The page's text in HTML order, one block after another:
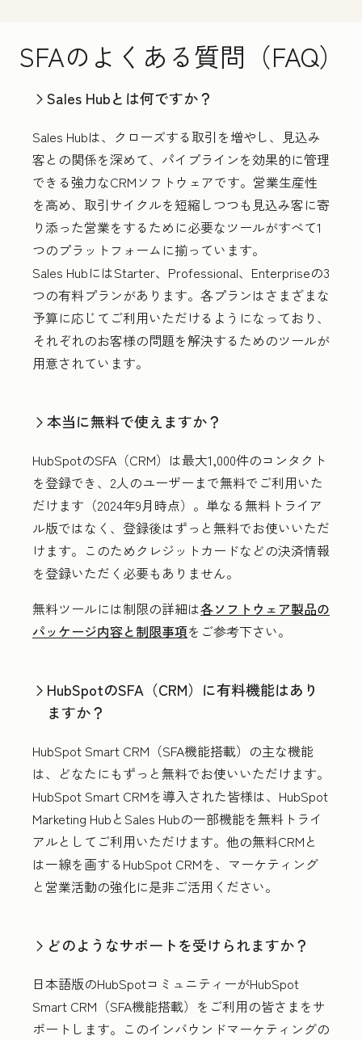
SFAのよくある質問（FAQ）
Sales Hubとは何ですか？
Sales Hubは、クローズする取引を増やし、見込み
客との関係を深めて、パイプラインを効果的に管理
できる強力なCRMソフトウェアです。営業生産性
を高め、取引サイクルを短縮しつつも見込み客に寄
り添った営業をするために必要なツールがすべて1
つのプラットフォームに揃っています。
Sales HubにはStarter、Professional、Enterpriseの3
つの有料プランがあります。各プランはさまざまな
予算に応じてご利用いただけるようになっており、
それぞれのお客様の問題を解決するためのツールが
用意されています。
本当に無料で使えますか？
HubSpotのSFA（CRM）は最大1,000件のコンタクト
を登録でき、2人のユーザーまで無料でご利用いた
だけます（2024年9月時点）。単なる無料トライア
ル版ではなく、登録後はずっと無料でお使いいただ
けます。このためクレジットカードなどの決済情報
を登録いただく必要もありません。
無料ツールには制限の詳細は各ソフトウェア製品の
パッケージ内容と制限事項をご参考下さい。
HubSpotのSFA（CRM）に有料機能はあり
ますか？
HubSpot Smart CRM（SFA機能搭載）の主な機能
は、どなたにもずっと無料でお使いいただけます。
HubSpot Smart CRMを導入された皆様は、HubSpot
Marketing HubとSales Hubの一部機能を無料トライ
アルとしてご利用いただけます。他の無料CRMと
は一線を画するHubSpot CRMを、マーケティング
と営業活動の強化に是非ご活用ください。
どのようなサポートを受けられますか？
日本語版のHubSpotコミュニティーがHubSpot
Smart CRM（SFA機能搭載）をご利用の皆さまをサ
ポートします。このインバウンドマーケティングの